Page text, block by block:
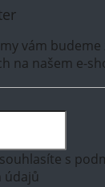
vám
na našem e-
s
údajů